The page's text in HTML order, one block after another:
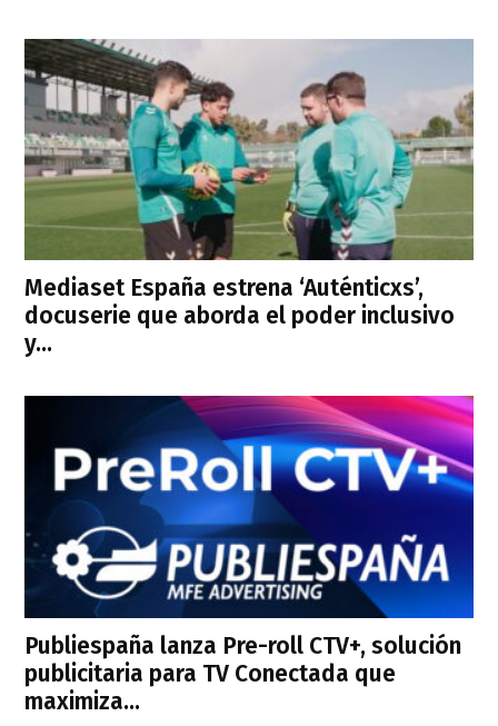
Mediaset España estrena ‘Auténticxs’,
docuserie que aborda el poder inclusivo
y...
Publiespaña lanza Pre-roll CTV+, solución
publicitaria para TV Conectada que
maximiza...